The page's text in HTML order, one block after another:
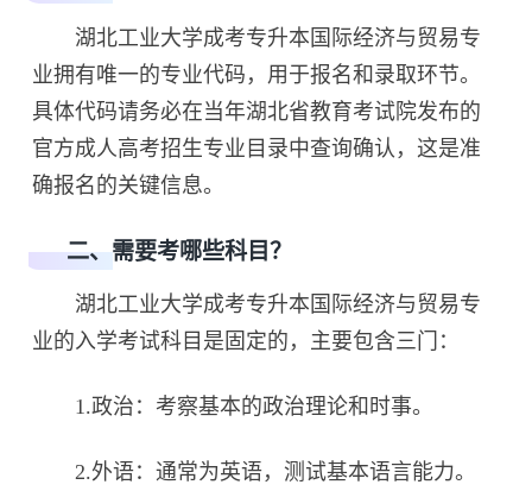
湖北工业大学成考专升本国际经济与贸易专
业拥有唯一的专业代码，用于报名和录取环节。
具体代码请务必在当年湖北省教育考试院发布的
官方成人高考招生专业目录中查询确认，这是准
确报名的关键信息。
二、需要考哪些科目？
湖北工业大学成考专升本国际经济与贸易专
业的入学考试科目是固定的，主要包含三门：
1.政治：考察基本的政治理论和时事。
2.外语：通常为英语，测试基本语言能力。